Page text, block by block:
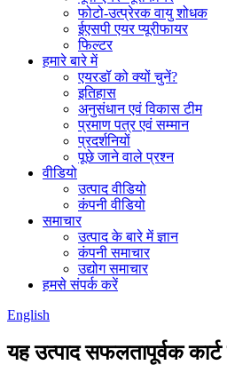
फोटो-उत्प्रेरक वायु शोधक
ईएसपी एयर प्यूरीफायर
फिल्टर
हमारे बारे में
एयरडॉ को क्यों चुनें?
इतिहास
अनुसंधान एवं विकास टीम
प्रमाण पत्र एवं सम्मान
प्रदर्शनियों
पूछे जाने वाले प्रश्न
वीडियो
उत्पाद वीडियो
कंपनी वीडियो
समाचार
उत्पाद के बारे में ज्ञान
कंपनी समाचार
उद्योग समाचार
हमसे संपर्क करें
English
यह उत्पाद सफलतापूर्वक कार्ट